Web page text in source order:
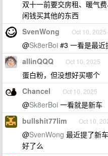
双十一前要交房租、暖气
闲钱买其他的东西
SvenWong Oct 10, 2025
@Sk8erBoi #3 一看是最近
allinQQQ Oct 10, 2025
蛋白粉，但没想好买哪个
Chancel Oct 10, 2025
@Sk8erBoi 一看就是新车
bullshit77lim Oct 10,
@SvenWong 最近提了新
好了么